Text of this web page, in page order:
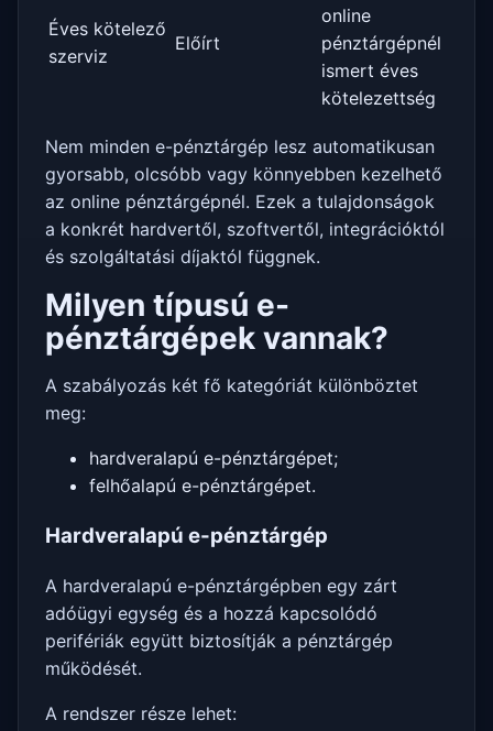
Éves kötelező
szerviz
Előírt
online
pénztárgépnél
ismert éves
kötelezettség
Nem minden e-pénztárgép lesz automatikusan
gyorsabb, olcsóbb vagy könnyebben kezelhető
az online pénztárgépnél. Ezek a tulajdonságok
a konkrét hardvertől, szoftvertől, integrációktól
és szolgáltatási díjaktól függnek.
Milyen típusú e-
pénztárgépek vannak?
A szabályozás két fő kategóriát különböztet
meg:
hardveralapú e-pénztárgépet;
felhőalapú e-pénztárgépet.
Hardveralapú e-pénztárgép
A hardveralapú e-pénztárgépben egy zárt
adóügyi egység és a hozzá kapcsolódó
perifériák együtt biztosítják a pénztárgép
működését.
A rendszer része lehet: